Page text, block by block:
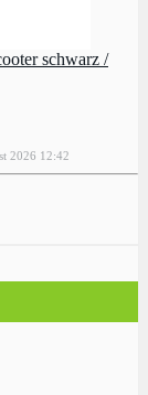
schwarz /
2026 12:42